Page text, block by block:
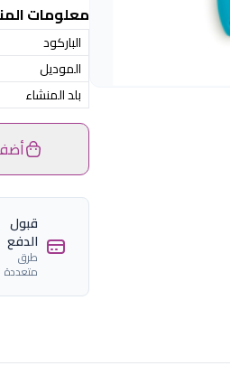
معلومات
الباركود
الموديل
بلد المنشاء
قبول
الدفع
طرق
متعددة